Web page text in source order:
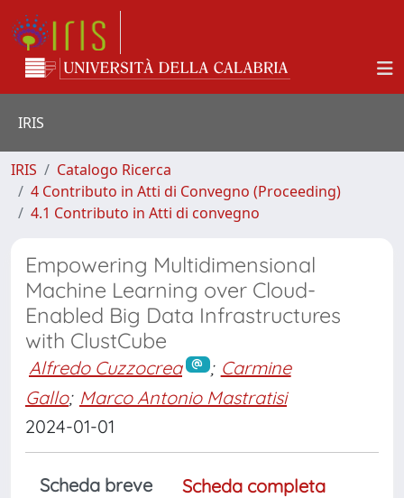
IRIS
IRIS
Catalogo Ricerca
4 Contributo in Atti di Convegno (Proceeding)
4.1 Contributo in Atti di convegno
Empowering Multidimensional
Machine Learning over Cloud-
Enabled Big Data Infrastructures
with ClustCube
Alfredo Cuzzocrea ; Carmine
Gallo; Marco Antonio Mastratisi
2024-01-01
Scheda breve
Scheda completa